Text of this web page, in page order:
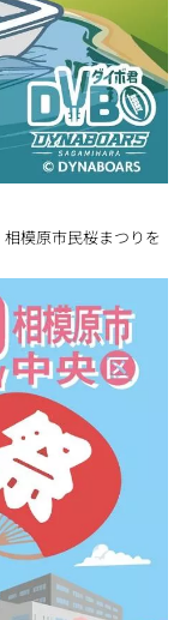
模原市民桜まつりを